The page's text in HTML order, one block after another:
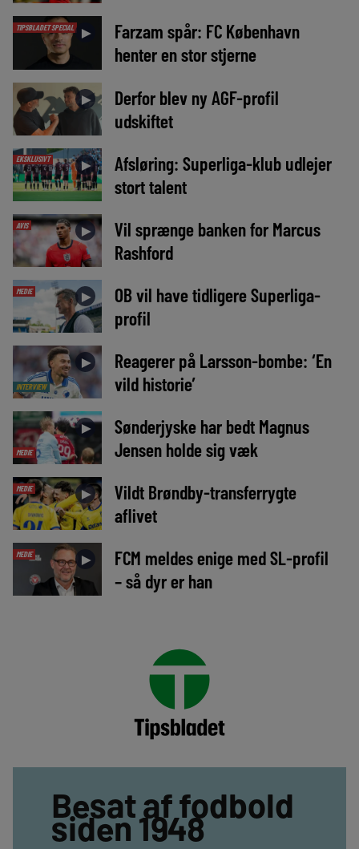
TIPSBLADET SPECIAL ►
Farzam spår: FC København
henter en stor stjerne
►
Derfor blev ny AGF-profil
udskiftet
EKSKLUSIVT ►
Afsløring: Superliga-klub udlejer
stort talent
AVIS ►
Vil sprænge banken for Marcus
Rashford
MEDIE ►
OB vil have tidligere Superliga-
profil
INTERVIEW
►
Reagerer på Larsson-bombe: ‘En
vild historie’
MEDIE
►
Sønderjyske har bedt Magnus
Jensen holde sig væk
MEDIE ►
Vildt Brøndby-transferrygte
aflivet
MEDIE ►
FCM meldes enige med SL-profil
– så dyr er han
Besat af fodbold
siden 1948